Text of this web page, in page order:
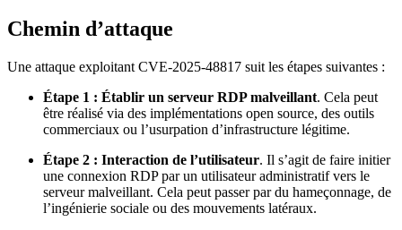
Chemin d’attaque
Une attaque exploitant CVE-2025-48817 suit les étapes suivantes :
Étape 1 : Établir un serveur RDP malveillant. Cela peut
être réalisé via des implémentations open source, des outils
commerciaux ou l’usurpation d’infrastructure légitime.
Étape 2 : Interaction de l’utilisateur. Il s’agit de faire initier
une connexion RDP par un utilisateur administratif vers le
serveur malveillant. Cela peut passer par du hameçonnage, de
l’ingénierie sociale ou des mouvements latéraux.